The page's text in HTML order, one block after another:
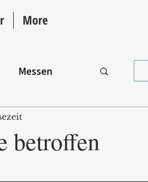
More
Messen
betroffen